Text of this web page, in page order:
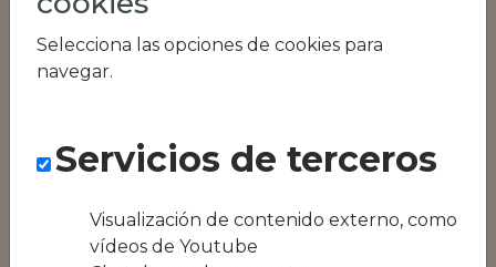
empleados
Opción de catering
RR.HH
Conseguimos la
Selecciona las opciones de cookies para
navegar.
Servicios de terceros
Visualización de contenido externo, como
vídeos de Youtube